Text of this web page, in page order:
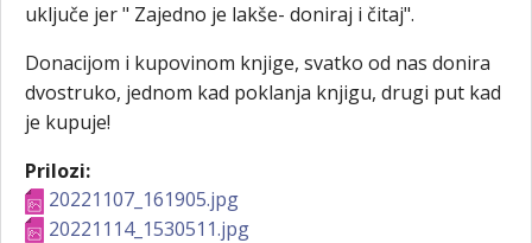
uključe jer " Zajedno je lakše- doniraj i čitaj".
Donacijom i kupovinom knjige, svatko od nas donira
dvostruko, jednom kad poklanja knjigu, drugi put kad
je kupuje!
Prilozi:
20221107_161905.jpg
20221114_1530511.jpg